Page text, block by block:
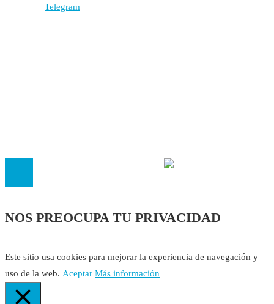
NOS PREOCUPA TU PRIVACIDAD
Este sitio usa cookies para mejorar la experiencia de navegación y
uso de la web. Aceptar Más información